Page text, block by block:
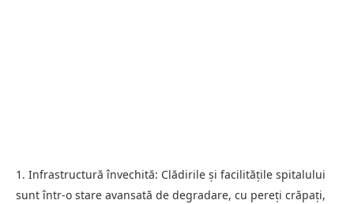
1. Infrastructură învechită: Clădirile și facilitățile spitalului
sunt într-o stare avansată de degradare, cu pereți crăpați,